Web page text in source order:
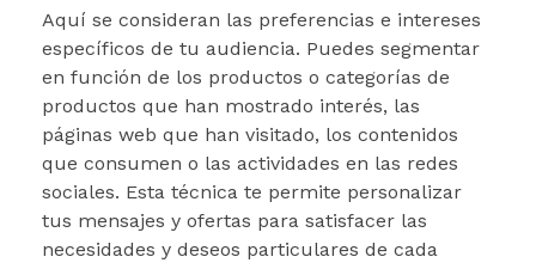
Aquí se consideran las preferencias e intereses
específicos de tu audiencia. Puedes segmentar
en función de los productos o categorías de
productos que han mostrado interés, las
páginas web que han visitado, los contenidos
que consumen o las actividades en las redes
sociales. Esta técnica te permite personalizar
tus mensajes y ofertas para satisfacer las
necesidades y deseos particulares de cada